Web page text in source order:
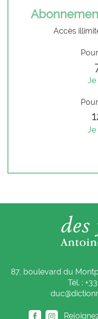
Accès
Je
Je
87, boulevard du
Tél. :